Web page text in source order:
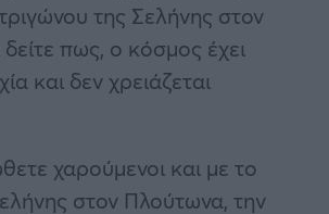
της Σελήνης στον
πως, ο κόσμος έχει
και δεν χρειάζεται
χαρούμενοι και με το
στον Πλούτωνα, την